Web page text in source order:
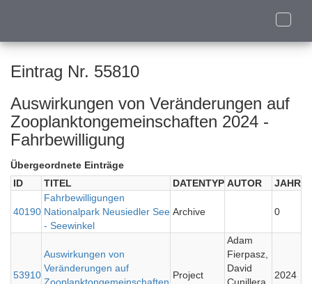
Toggle
Eintrag Nr. 55810
Auswirkungen von Veränderungen auf
Zooplanktongemeinschaften 2024 -
Fahrbewilligung
Übergeordnete Einträge
ID
TITEL DATENTYP AUTOR JAHR
40190
Fahrbewilligungen
Nationalpark Neusiedler See
- Seewinkel
Archive 0
53910
Auswirkungen von
Veränderungen auf
Project
Adam
Fierpasz,
David
2024